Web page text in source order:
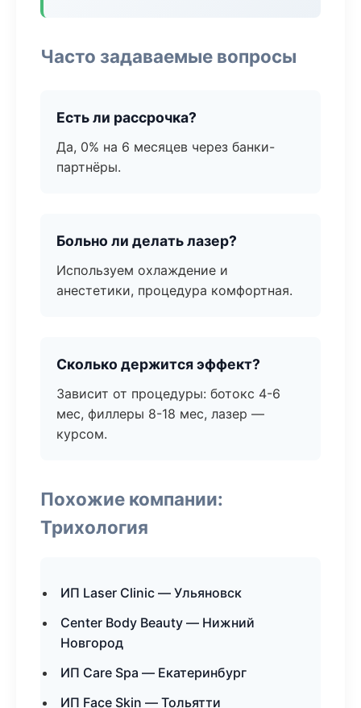
Часто задаваемые вопросы
Есть ли рассрочка?
Да, 0% на 6 месяцев через банки-
партнёры.
Больно ли делать лазер?
Используем охлаждение и
анестетики, процедура комфортная.
Сколько держится эффект?
Зависит от процедуры: ботокс 4-6
мес, филлеры 8-18 мес, лазер —
курсом.
Похожие компании:
Трихология
ИП Laser Clinic — Ульяновск
Center Body Beauty — Нижний
Новгород
ИП Care Spa — Екатеринбург
ИП Face Skin — Тольятти